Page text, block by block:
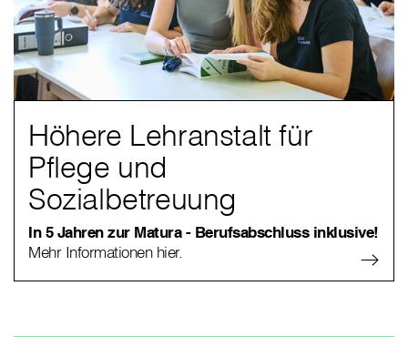
Höhere Lehranstalt für
Pflege und
Sozialbetreuung
In 5 Jahren zur Matura - Berufsabschluss inklusive!
Mehr Informationen hier.